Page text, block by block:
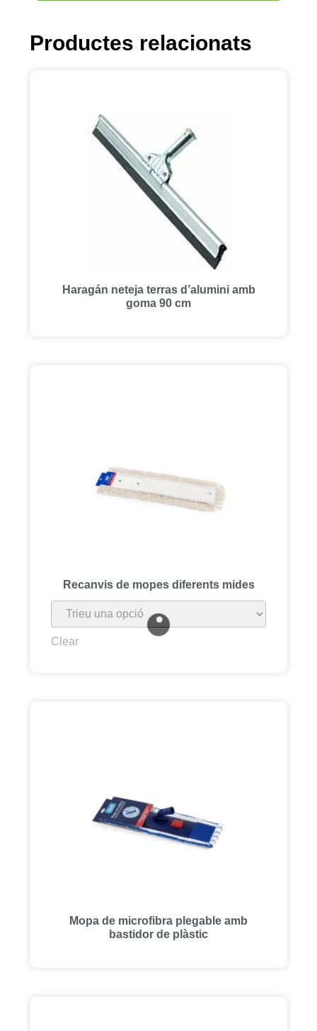
Productes relacionats
Haragán neteja terras d’alumini amb
goma 90 cm
Recanvis de mopes diferents mides
Clear
Mopa de microfibra plegable amb
bastidor de plàstic